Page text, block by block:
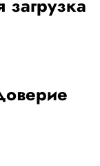
загрузка